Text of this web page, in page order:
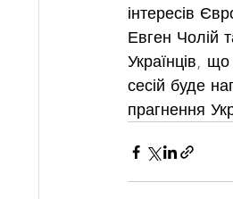
інтересів
Евген Чолій
Українців,
сесій буде
прагнення